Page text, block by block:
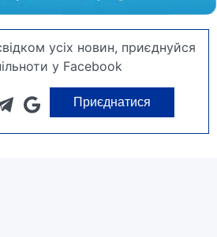
усіх новин, приєднуйся
у Facebook
Приєднатися